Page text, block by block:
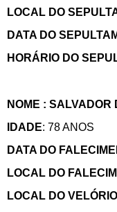
LOCAL DO
DATA DO
HORÁRIO DO
NOME : SALVADOR
IDADE: 78 ANOS
DATA DO
LOCAL DO
LOCAL DO VELÓRIO